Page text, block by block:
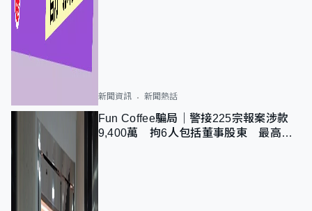
新聞資訊 新聞熱話
Fun Coffee騙局｜警接225宗報案涉款
9,400萬 拘6人包括董事股東 最高金